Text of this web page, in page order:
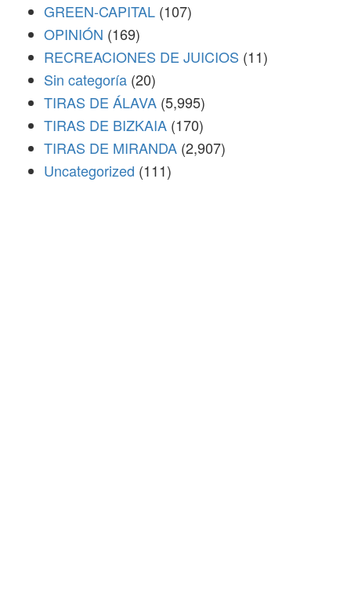
GREEN-CAPITAL (107)
OPINIÓN (169)
RECREACIONES DE JUICIOS (11)
Sin categoría (20)
TIRAS DE ÁLAVA (5,995)
TIRAS DE BIZKAIA (170)
TIRAS DE MIRANDA (2,907)
Uncategorized (111)